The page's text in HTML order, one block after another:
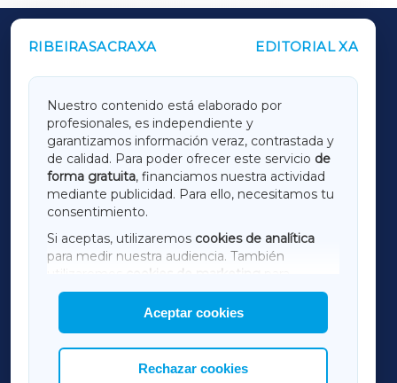
RIBEIRASACRAXA EDITORIAL XA
Nuestro contenido está elaborado por
profesionales, es independiente y
garantizamos información veraz, contrastada y
de calidad. Para poder ofrecer este servicio de
forma gratuita, financiamos nuestra actividad
mediante publicidad. Para ello, necesitamos tu
consentimiento.
Si aceptas, utilizaremos cookies de analítica
para medir nuestra audiencia. También
utilizaremos
cookies de marketing
mostrar publicidad de terceros.
Asimismo, puedes personalizar la elección de
las cookies que deseas permitir.
Aceptar cookies
Rechazar cookies
OUTROS PERIÓDICOS
LUGOXA
TERRACHAXA
AMARIÑAXA
RIBEIRASACRAXA
ACORUÑAXA